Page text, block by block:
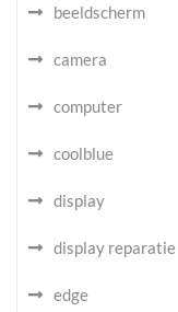
beeldscherm
camera
computer
coolblue
display
display reparatie
edge